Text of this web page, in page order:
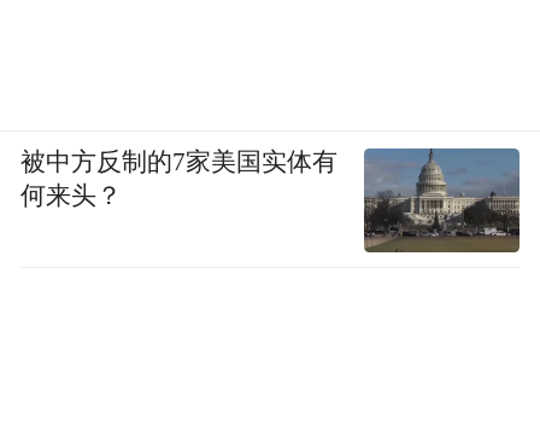
被中方反制的7家美国实体有
何来头？